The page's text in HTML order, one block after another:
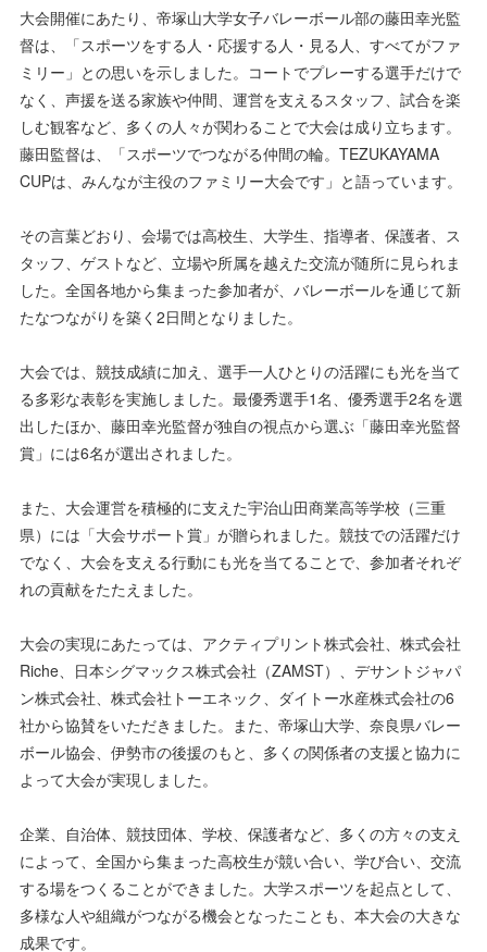
大会開催にあたり、帝塚山大学女子バレーボール部の藤田幸光監
督は、「スポーツをする人・応援する人・見る人、すべてがファ
ミリー」との思いを示しました。コートでプレーする選手だけで
なく、声援を送る家族や仲間、運営を支えるスタッフ、試合を楽
しむ観客など、多くの人々が関わることで大会は成り立ちます。
藤田監督は、「スポーツでつながる仲間の輪。TEZUKAYAMA
CUPは、みんなが主役のファミリー大会です」と語っています。
その言葉どおり、会場では高校生、大学生、指導者、保護者、ス
タッフ、ゲストなど、立場や所属を越えた交流が随所に見られま
した。全国各地から集まった参加者が、バレーボールを通じて新
たなつながりを築く2日間となりました。
大会では、競技成績に加え、選手一人ひとりの活躍にも光を当て
る多彩な表彰を実施しました。最優秀選手1名、優秀選手2名を選
出したほか、藤田幸光監督が独自の視点から選ぶ「藤田幸光監督
賞」には6名が選出されました。
また、大会運営を積極的に支えた宇治山田商業高等学校（三重
県）には「大会サポート賞」が贈られました。競技での活躍だけ
でなく、大会を支える行動にも光を当てることで、参加者それぞ
れの貢献をたたえました。
大会の実現にあたっては、アクティプリント株式会社、株式会社
Riche、日本シグマックス株式会社（ZAMST）、デサントジャパ
ン株式会社、株式会社トーエネック、ダイトー水産株式会社の6
社から協賛をいただきました。また、帝塚山大学、奈良県バレー
ボール協会、伊勢市の後援のもと、多くの関係者の支援と協力に
よって大会が実現しました。
企業、自治体、競技団体、学校、保護者など、多くの方々の支え
によって、全国から集まった高校生が競い合い、学び合い、交流
する場をつくることができました。大学スポーツを起点として、
多様な人や組織がつながる機会となったことも、本大会の大きな
成果です。